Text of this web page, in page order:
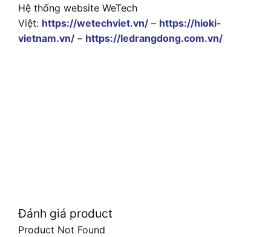
Hệ thống website WeTech
Việt: https://wetechviet.vn/ – https://hioki-
vietnam.vn/ – https://ledrangdong.com.vn/
Đánh giá product
Product Not Found